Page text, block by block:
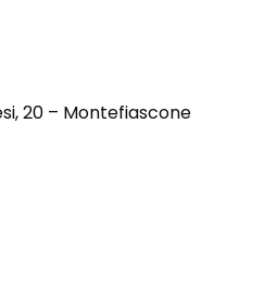
20 – Montefiascone